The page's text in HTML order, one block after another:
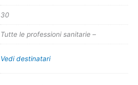
30
Tutte le professioni sanitarie –
Vedi destinatari